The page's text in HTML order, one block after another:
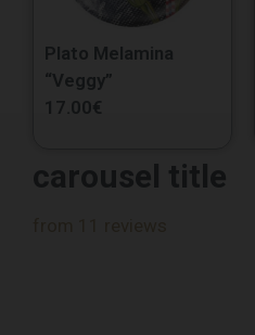
Plato Melamina
“Veggy”
17.00€
carousel title